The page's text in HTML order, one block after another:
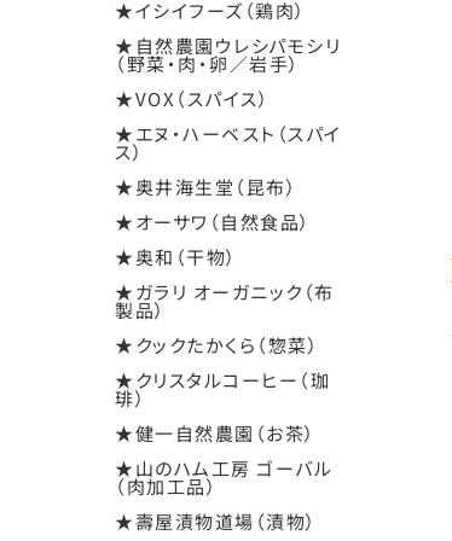
★イシイフーズ（鶏肉）
★自然農園ウレシパモシリ
（野菜・肉・卵／岩手）
★VOX（スパイス）
★エヌ・ハーベスト（スパイ
ス）
★奥井海生堂（昆布）
★オーサワ（自然食品）
★奥和（干物）
★ガラリ オーガニック（布
製品）
★クックたかくら（惣菜）
★クリスタルコーヒー（珈
琲）
★健一自然農園（お茶）
★山のハム工房 ゴーバル
（肉加工品）
★壽屋漬物道場（漬物）